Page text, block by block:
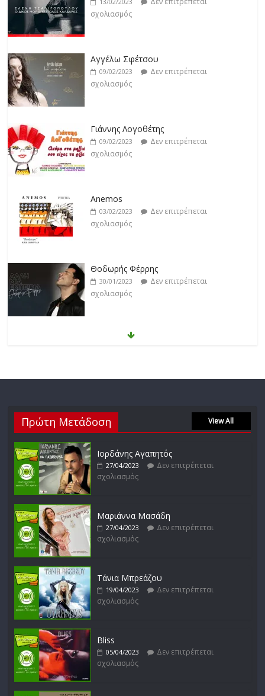
σχολιασμός
σχολιασμός
Αγγέλω Σφέτσου
09/02/2023
Δεν επιτρέπεται
σχολιασμός
Γιάννης Λογοθέτης
09/02/2023
Δεν επιτρέπεται
σχολιασμός
Anemos
Δεν επιτρέπεται
σχολιασμός
Θοδωρής Φέρρης
30/01/2023
Δεν επιτρέπεται
σχολιασμός
Νίκος Ζιώγαλας
σχολιασμός
Μικρές Περιπλανήσεις
σχολιασμός
Δυνάμεις του Αιγαίου
σχολιασμός
Πρώτη Μετάδοση View All
Ιορδάνης Αγαπητός
27/04/2023
Δεν επιτρέπεται
σχολιασμός
Μαριάννα Μασάδη
27/04/2023
Δεν επιτρέπεται
σχολιασμός
Τάνια Μπρεάζου
19/04/2023
Δεν επιτρέπεται
σχολιασμός
Bliss
05/04/2023
Δεν επιτρέπεται
σχολιασμός